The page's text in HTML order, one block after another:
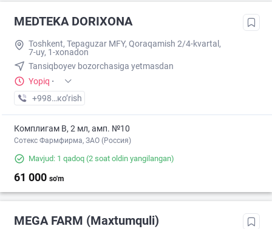
MEDTEKA DORIXONA
Toshkent, Tepaguzar MFY, Qoraqamish 2/4-kvartal,
7-uy, 1-xonadon
Tansiqboyev bozorchasiga yetmasdan
Yopiq ·
+998 (77) XXX-XX-XX
кo’rish
Комплигам В, 2 мл, амп. №10
Сотекс Фармфирма, ЗАО (Россия)
Mavjud: 1 qadoq (2 soat oldin yangilangan)
61 000 so'm
MEGA FARM (Maxtumquli)